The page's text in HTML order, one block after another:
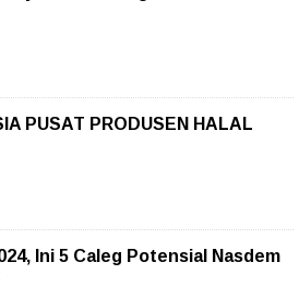
PUSAT PRODUSEN HALAL
Ini 5 Caleg Potensial Nasdem